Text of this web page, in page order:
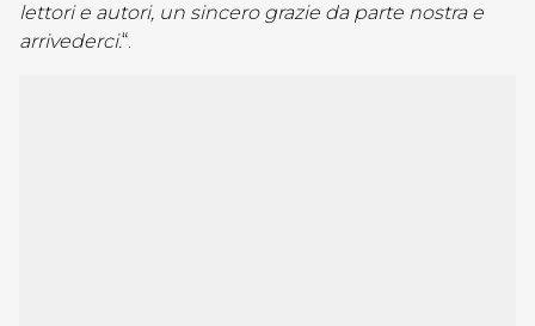
lettori e autori, un sincero grazie da parte nostra e
arrivederci.“.